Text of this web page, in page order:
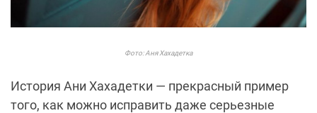
Фото: Аня Хахадетка
История Ани Хахадетки — прекрасный пример
того, как можно исправить даже серьезные